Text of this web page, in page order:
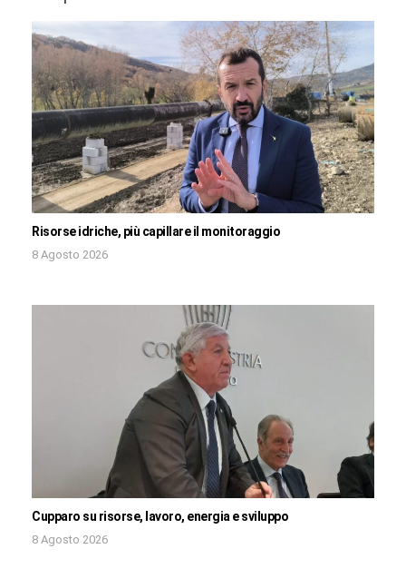
Risorse idriche, più capillare il monitoraggio
8 Agosto 2026
Cupparo su risorse, lavoro, energia e sviluppo
8 Agosto 2026